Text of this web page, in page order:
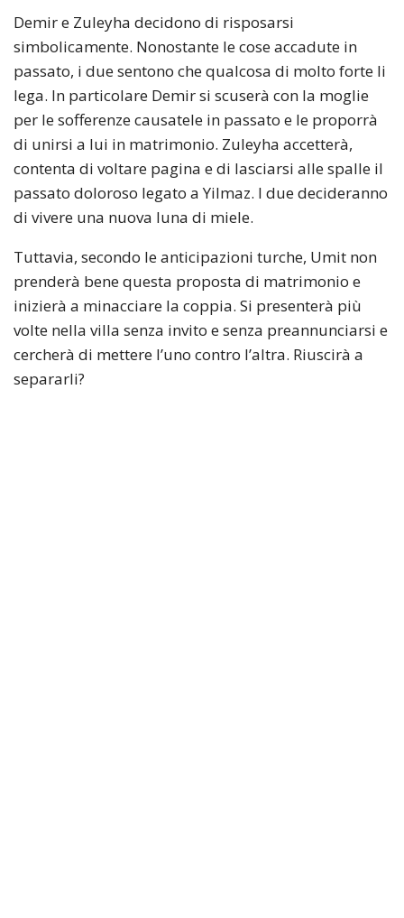
Demir e Zuleyha decidono di risposarsi
simbolicamente. Nonostante le cose accadute in
passato, i due sentono che qualcosa di molto forte li
lega. In particolare Demir si scuserà con la moglie
per le sofferenze causatele in passato e le proporrà
di unirsi a lui in matrimonio. Zuleyha accetterà,
contenta di voltare pagina e di lasciarsi alle spalle il
passato doloroso legato a Yilmaz. I due decideranno
di vivere una nuova luna di miele.
Tuttavia, secondo le anticipazioni turche, Umit non
prenderà bene questa proposta di matrimonio e
inizierà a minacciare la coppia. Si presenterà più
volte nella villa senza invito e senza preannunciarsi e
cercherà di mettere l’uno contro l’altra. Riuscirà a
separarli?